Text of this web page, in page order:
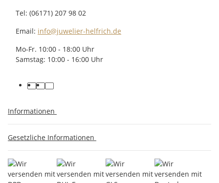
Tel: (06171) 207 98 02
Email: info@juwelier-helfrich.de
Mo-Fr. 10:00 - 18:00 Uhr
Samstag: 10:00 - 16:00 Uhr
Informationen
Gesetzliche Informationen